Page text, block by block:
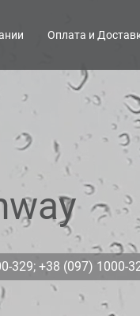
Оплата и
329; +38 (097) 1000-